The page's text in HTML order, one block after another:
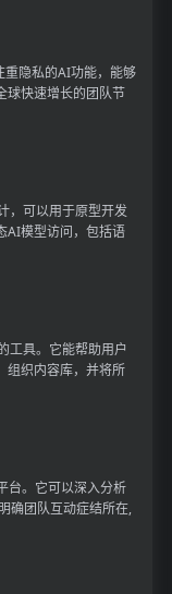
隐私的AI功能，能够
球快速增长的团队节
，可以用于原型开发
AI模型访问，包括语
工具。它能帮助用户
组织内容库，并将所
台。它可以深入分析
确团队互动症结所在,